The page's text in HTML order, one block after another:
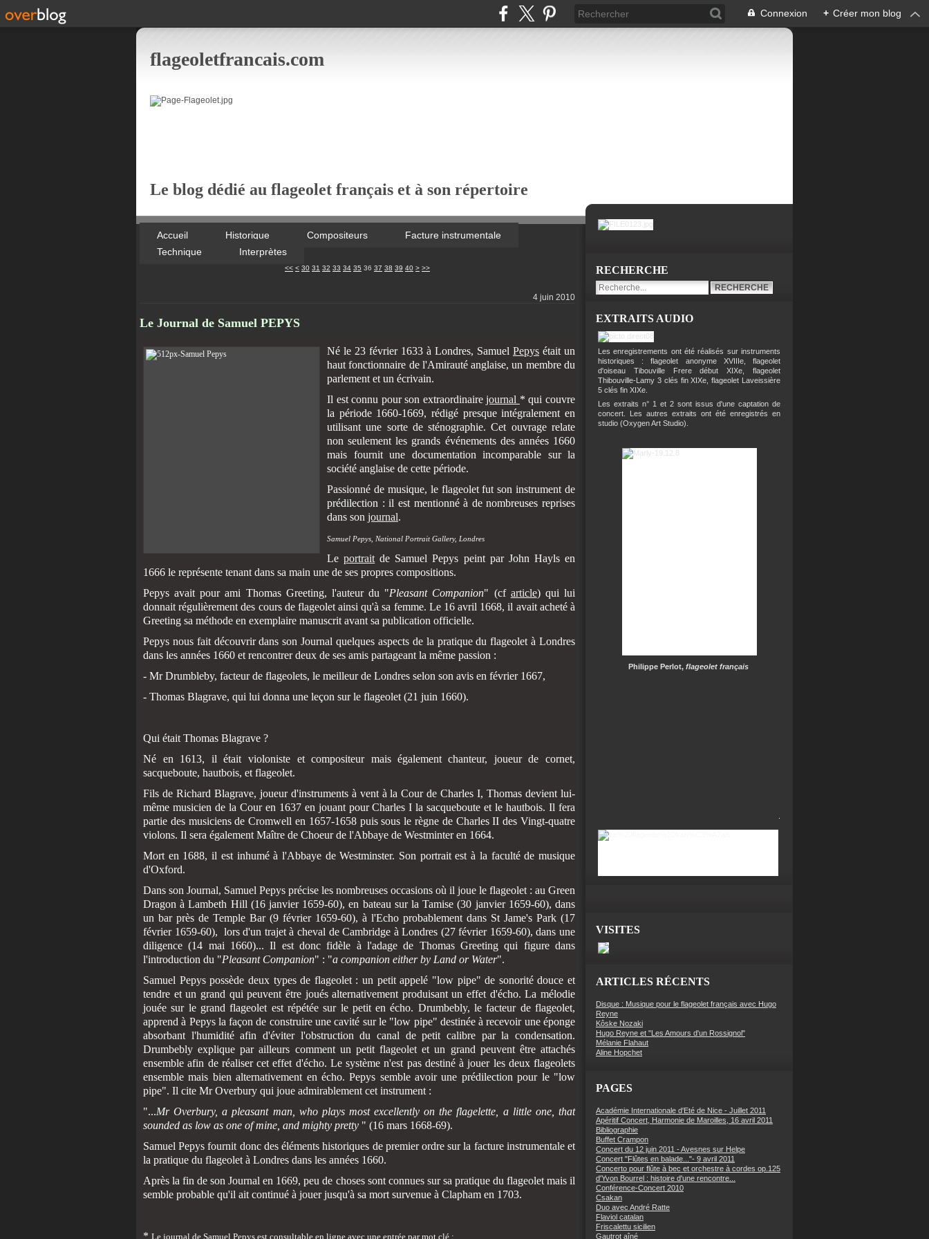
Connexion + Créer mon blog
flageoletfrancais.com
Le blog dédié au flageolet français et à son répertoire
Accueil Historique Compositeurs
Facture instrumentale
Technique
Interprètes
<< < 10
20
30 31 32 33 34 35 36 37 38 39 40 50
> >>
4 juin 2010
Le Journal de Samuel PEPYS
Né le 23 février 1633 à Londres, Samuel Pepys était un
haut fonctionnaire de l'Amirauté anglaise, un membre du
parlement et un écrivain.
Il est connu pour son extraordinairejournal * qui couvre
la période 1660-1669, rédigé presque intégralement en
utilisant une sorte de sténographie. Cet ouvrage relate
non seulement les grands événements des années 1660
mais fournit une documentation incomparable sur la
société anglaise de cette période.
Passionné de musique, le flageolet fut son instrument de
prédilection : il est mentionné à de nombreuses reprises
dans son journal.
Samuel Pepys, National Portrait Gallery, Londres
Leportrait de Samuel Pepys peint par John Hayls en
1666 le représente tenant dans sa main une de ses propres compositions.
Pepys avait pour ami Thomas Greeting, l'auteur du "Pleasant Companion" (cf article) qui lui
donnait régulièrement des cours de flageolet ainsi qu'à sa femme. Le 16 avril 1668, il avait acheté à
Greeting sa méthode en exemplaire manuscrit avant sa publication officielle.
Pepys nous fait découvrir dans son Journal quelques aspects de la pratique du flageolet à Londres
dans les années 1660 et rencontrer deux de ses amis partageant la même passion :
- Mr Drumbleby, facteur de flageolets, le meilleur de Londres selon son avis en février 1667,
- Thomas Blagrave, qui lui donna une leçon sur le flageolet (21 juin 1660).
Qui était Thomas Blagrave ?
Né en 1613, il était violoniste et compositeur mais également chanteur, joueur de cornet,
sacqueboute, hautbois, et flageolet.
Fils de Richard Blagrave, joueur d'instruments à vent à la Cour de Charles I, Thomas devient lui-
même musicien de la Cour en 1637 en jouant pour Charles I la sacqueboute et le hautbois. Il fera
partie des musiciens de Cromwell en 1657-1658 puis sous le règne de Charles II des Vingt-quatre
violons. Il sera également Maître de Choeur de l'Abbaye de Westminter en 1664.
Mort en 1688, il est inhumé à l'Abbaye de Westminster. Son portrait est à la faculté de musique
d'Oxford.
Dans son Journal, Samuel Pepys précise les nombreuses occasions où il joue le flageolet : au Green
Dragon à Lambeth Hill (16 janvier 1659-60), en bateau sur la Tamise (30 janvier 1659-60), dans
un bar près de Temple Bar (9 février 1659-60), à l'Echo probablement dans St Jame's Park (17
février 1659-60), lors d'un trajet à cheval de Cambridge à Londres (27 février 1659-60), dans une
diligence (14 mai 1660)... Il est donc fidèle à l'adage de Thomas Greeting qui figure dans
l'introduction du "Pleasant Companion" : "a companion either by Land or Water".
Samuel Pepys possède deux types de flageolet : un petit appelé "low pipe" de sonorité douce et
tendre et un grand qui peuvent être joués alternativement produisant un effet d'écho. La mélodie
jouée sur le grand flageolet est répétée sur le petit en écho. Drumbebly, le facteur de flageolet,
apprend à Pepys la façon de construire une cavité sur le "low pipe" destinée à recevoir une éponge
absorbant l'humidité afin d'éviter l'obstruction du canal de petit calibre par la condensation.
Drumbebly explique par ailleurs comment un petit flageolet et un grand peuvent être attachés
ensemble afin de réaliser cet effet d'écho. Le système n'est pas destiné à jouer les deux flageolets
ensemble mais bien alternativement en écho. Pepys semble avoir une prédilection pour le "low
pipe". Il cite Mr Overbury qui joue admirablement cet instrument :
"...Mr Overbury, a pleasant man, who plays most excellently on the flagelette, a little one, that
sounded as low as one of mine, and mighty pretty " (16 mars 1668-69).
Samuel Pepys fournit donc des éléments historiques de premier ordre sur la facture instrumentale et
la pratique du flageolet à Londres dans les années 1660.
Après la fin de son Journal en 1669, peu de choses sont connues sur sa pratique du flageolet mais il
semble probable qu'il ait continué à jouer jusqu'à sa mort survenue à Clapham en 1703.
* Le journal de Samuel Pepys est consultable en ligne avec une entrée par mot clé :
RECHERCHE
EXTRAITS AUDIO
Les enregistrements ont été réalisés sur instruments
historiques : flageolet anonyme XVIIIe, flageolet
d'oiseau Tibouville Frere début XIXe, flageolet
Thibouville-Lamy 3 clés fin XIXe, flageolet Laveissière
5 clés fin XIXe.
Les extraits n° 1 et 2 sont issus d'une captation de
concert. Les autres extraits ont été enregistrés en
studio (Oxygen Art Studio).
Philippe Perlot, flageolet français
VISITES
ARTICLES RÉCENTS
Disque : Musique pour le flageolet français avec Hugo
Reyne
Kôske Nozaki
Hugo Reyne et "Les Amours d'un Rossignol"
Mélanie Flahaut
Aline Hopchet
PAGES
Académie Internationale d'Eté de Nice - Juillet 2011
Apéritif Concert, Harmonie de Maroilles, 16 avril 2011
Bibliographie
Buffet Crampon
Concert du 12 juin 2011 - Avesnes sur Helpe
Concert "Flûtes en balade..."- 9 avril 2011
Concerto pour flûte à bec et orchestre à cordes op.125
d'Yvon Bourrel : histoire d'une rencontre...
Conférence-Concert 2010
Csakan
Duo avec André Ratte
Flaviol catalan
Friscalettu sicilien
Gautrot aîné